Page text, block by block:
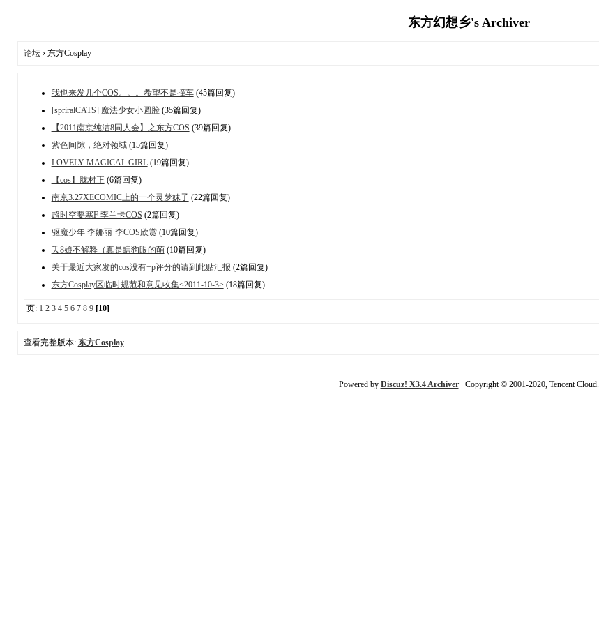
东方幻想乡's Archiver
论坛› 东方Cosplay
我也来发几个COS。。。希望不是撞车(45篇回复)
[spriralCATS] 魔法少女小圆脸(35篇回复)
【2011南京纯洁8同人会】之东方COS (39篇回复)
紫色间隙，绝对领域(15篇回复)
LOVELY MAGICAL GIRL(19篇回复)
【cos】胧村正 (6篇回复)
南京3.27XECOMIC上的一个灵梦妹子(22篇回复)
超时空要塞F 李兰卡COS (2篇回复)
驱魔少年 李娜丽·李COS欣赏(10篇回复)
丢8娘不解释（真是瞎狗眼的萌(10篇回复)
关于最近大家发的cos没有+p评分的请到此贴汇报 (2篇回复)
东方Cosplay区临时规范和意见收集<2011-10-3> (18篇回复)
页: 1 2 3 4 5 6 7 8 9 [10]
查看完整版本: 东方Cosplay
Powered by Discuz! X3.4 ArchiverCopyright © 2001-2020, Tencent Cloud.